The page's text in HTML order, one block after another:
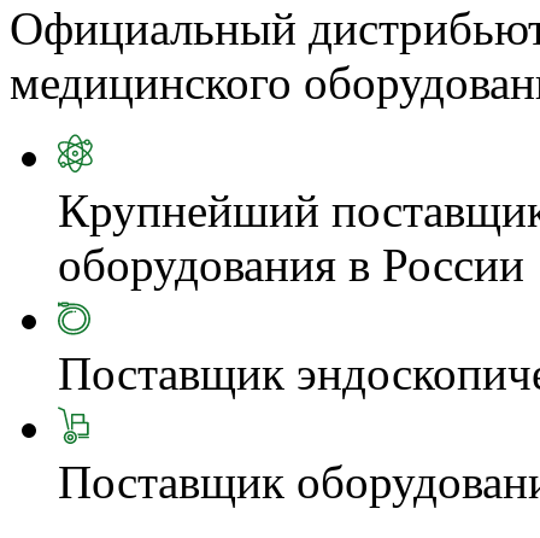
Oфициальный
медицинского
Крупнейший
оборудования в России
Поставщик
Поставщик